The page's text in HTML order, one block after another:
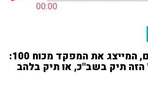
00:00
עו''ד אבי עמירם, המייצג את המפקד מכוח 100:
תיק בשב''כ, או תיק בלהב